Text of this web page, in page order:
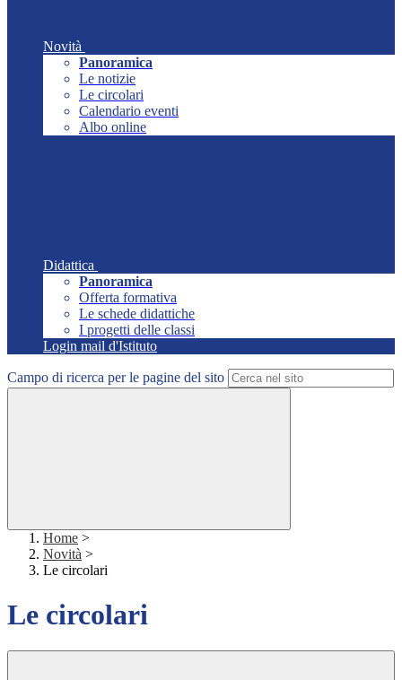
Novità
Panoramica
Le notizie
Le circolari
Calendario eventi
Albo online
Didattica
Panoramica
Offerta formativa
Le schede didattiche
I progetti delle classi
Login mail d'Istituto
Campo di ricerca per le pagine del sito
Home >
Novità >
Le circolari
Le circolari